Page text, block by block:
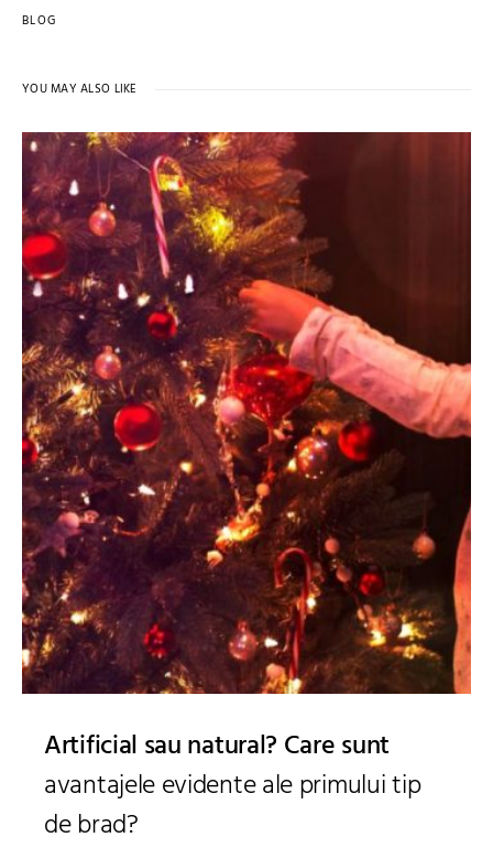
BLOG
YOU MAY ALSO LIKE
Artificial sau natural? Care sunt
avantajele evidente ale primului tip
de brad?